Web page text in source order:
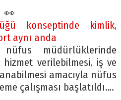
👀
konseptinde kimlik,
aynı anda
müdürlüklerinde
verilebilmesi, iş ve
amacıyla nüfus
çalışması başlatıldı….